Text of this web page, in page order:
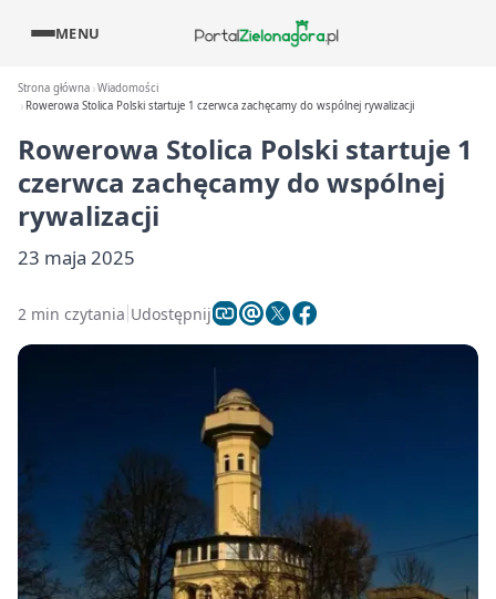
MENU
Strona główna Wiadomości
Rowerowa Stolica Polski startuje 1 czerwca zachęcamy do wspólnej rywalizacji
Rowerowa Stolica Polski startuje 1
czerwca zachęcamy do wspólnej
rywalizacji
23 maja 2025
2 min czytania Udostępnij